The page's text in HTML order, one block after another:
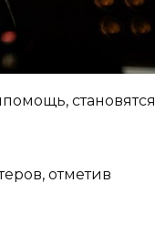
становятся
отметив